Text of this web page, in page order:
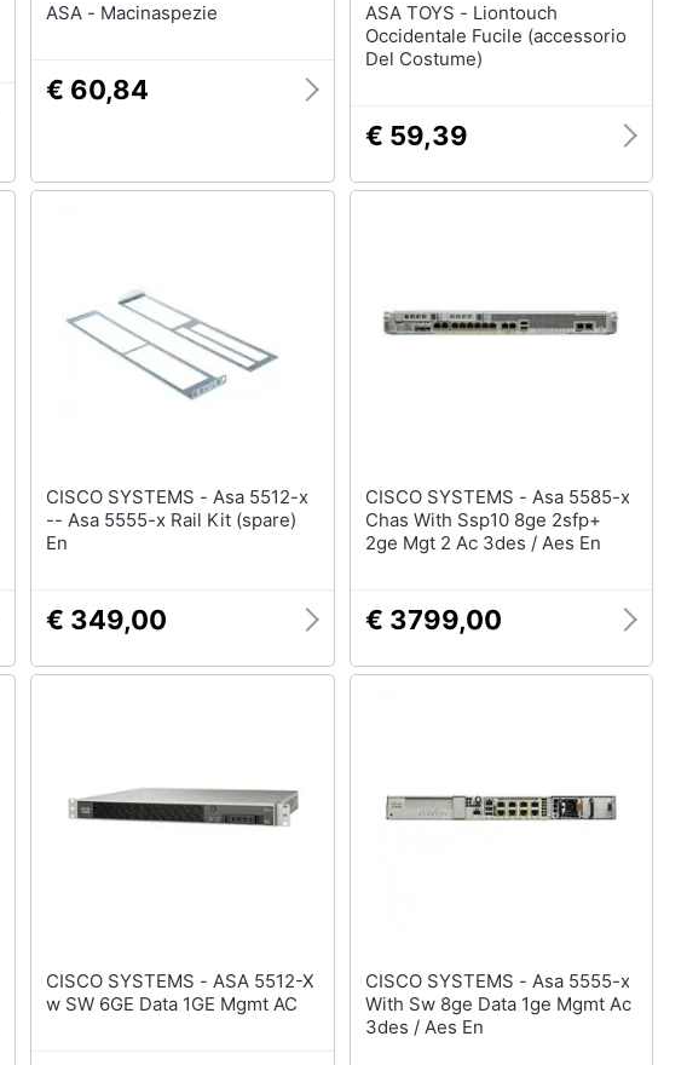
ASA - Macinaspezie
€ 60,84
ASA TOYS - Liontouch
Occidentale Fucile (accessorio
Del Costume)
€ 59,39
CISCO SYSTEMS - Asa 5512-x
-- Asa 5555-x Rail Kit (spare)
En
€ 349,00
CISCO SYSTEMS - Asa 5585-x
Chas With Ssp10 8ge 2sfp+
2ge Mgt 2 Ac 3des / Aes En
€ 3799,00
CISCO SYSTEMS - ASA 5512-X
w SW 6GE Data 1GE Mgmt AC
CISCO SYSTEMS - Asa 5555-x
With Sw 8ge Data 1ge Mgmt Ac
3des / Aes En